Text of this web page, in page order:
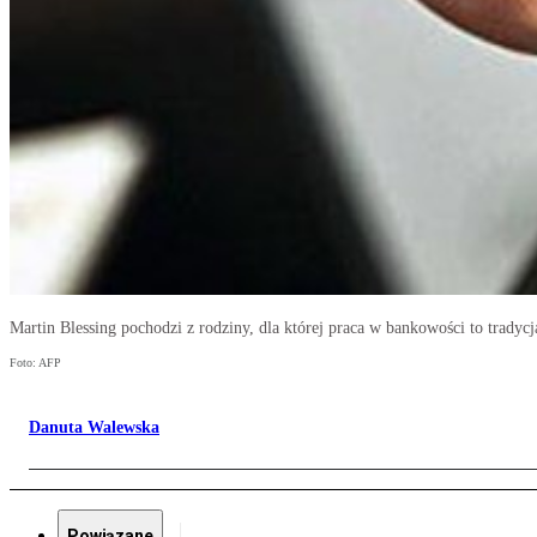
Martin Blessing pochodzi z rodziny, dla której praca w bankowości to
Foto: AFP
Danuta Walewska